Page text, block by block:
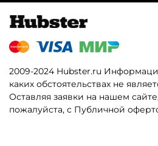
2009-2024 Hubster.ru
каких обстоятельствах не
Оставляя заявки на нашем
пожалуйста, с Публичной